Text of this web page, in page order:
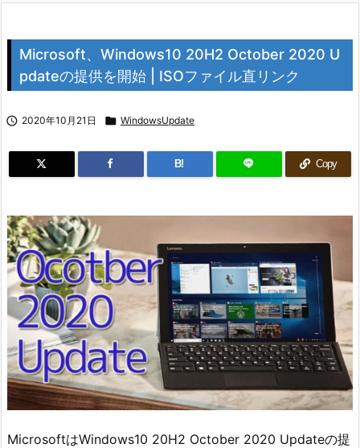
Microsoft、Windows10 20H2 October 2020 U
pdateの提供を開始 | ISOファイル直リンク
 2020年10月21日  WindowsUpdate
B! Copy
MicrosoftはWindows10 20H2 October 2020 Updateの提